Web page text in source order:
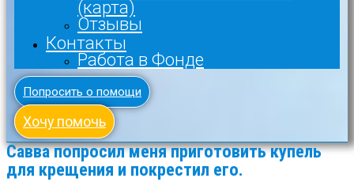
(карта)
Отзывы
Контакты
Работа в Фонде
Попросить о помощи
Хочу помочь
Савва попросил меня приготовить купель
для крещения и покрестил его.